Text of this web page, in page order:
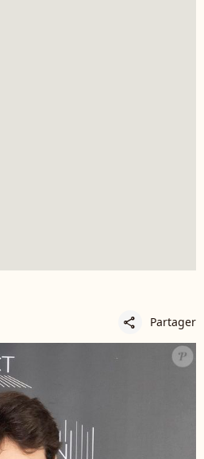
share Partager